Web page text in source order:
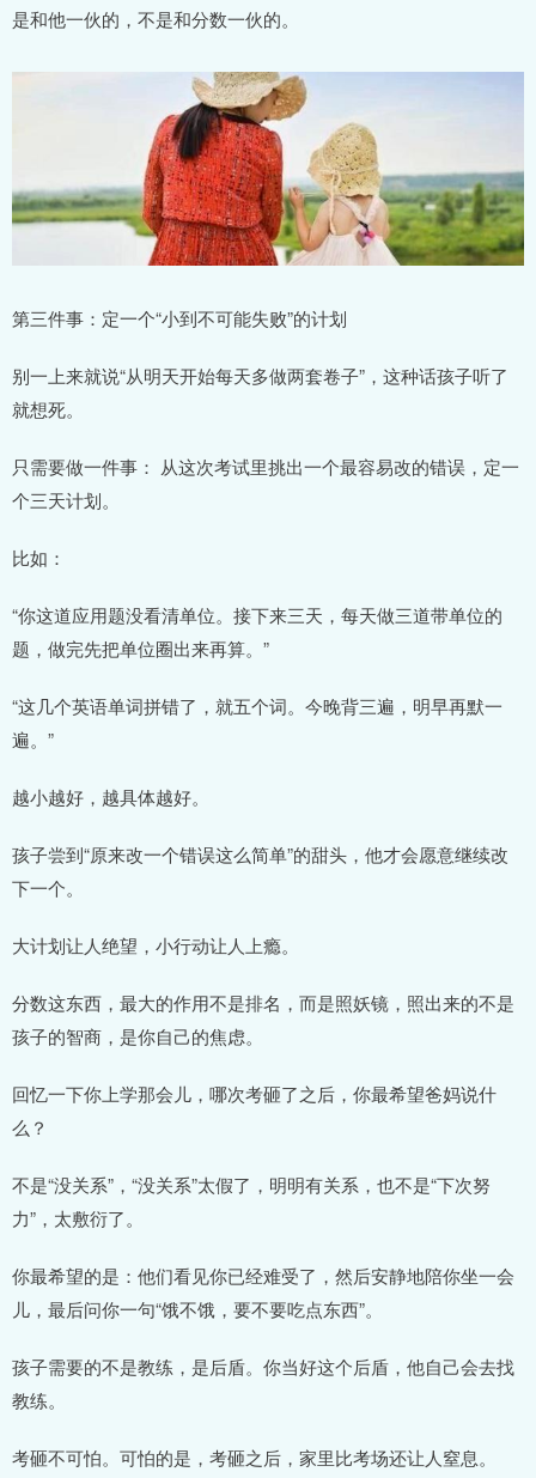
是和他一伙的，不是和分数一伙的。
第三件事：定一个“小到不可能失败”的计划
别一上来就说“从明天开始每天多做两套卷子”，这种话孩子听了
就想死。
只需要做一件事： 从这次考试里挑出一个最容易改的错误，定一
个三天计划。
比如：
“你这道应用题没看清单位。接下来三天，每天做三道带单位的
题，做完先把单位圈出来再算。”
“这几个英语单词拼错了，就五个词。今晚背三遍，明早再默一
遍。”
越小越好，越具体越好。
孩子尝到“原来改一个错误这么简单”的甜头，他才会愿意继续改
下一个。
大计划让人绝望，小行动让人上瘾。
分数这东西，最大的作用不是排名，而是照妖镜，照出来的不是
孩子的智商，是你自己的焦虑。
回忆一下你上学那会儿，哪次考砸了之后，你最希望爸妈说什
么？
不是“没关系”，“没关系”太假了，明明有关系，也不是“下次努
力”，太敷衍了。
你最希望的是：他们看见你已经难受了，然后安静地陪你坐一会
儿，最后问你一句“饿不饿，要不要吃点东西”。
孩子需要的不是教练，是后盾。你当好这个后盾，他自己会去找
教练。
考砸不可怕。可怕的是，考砸之后，家里比考场还让人窒息。